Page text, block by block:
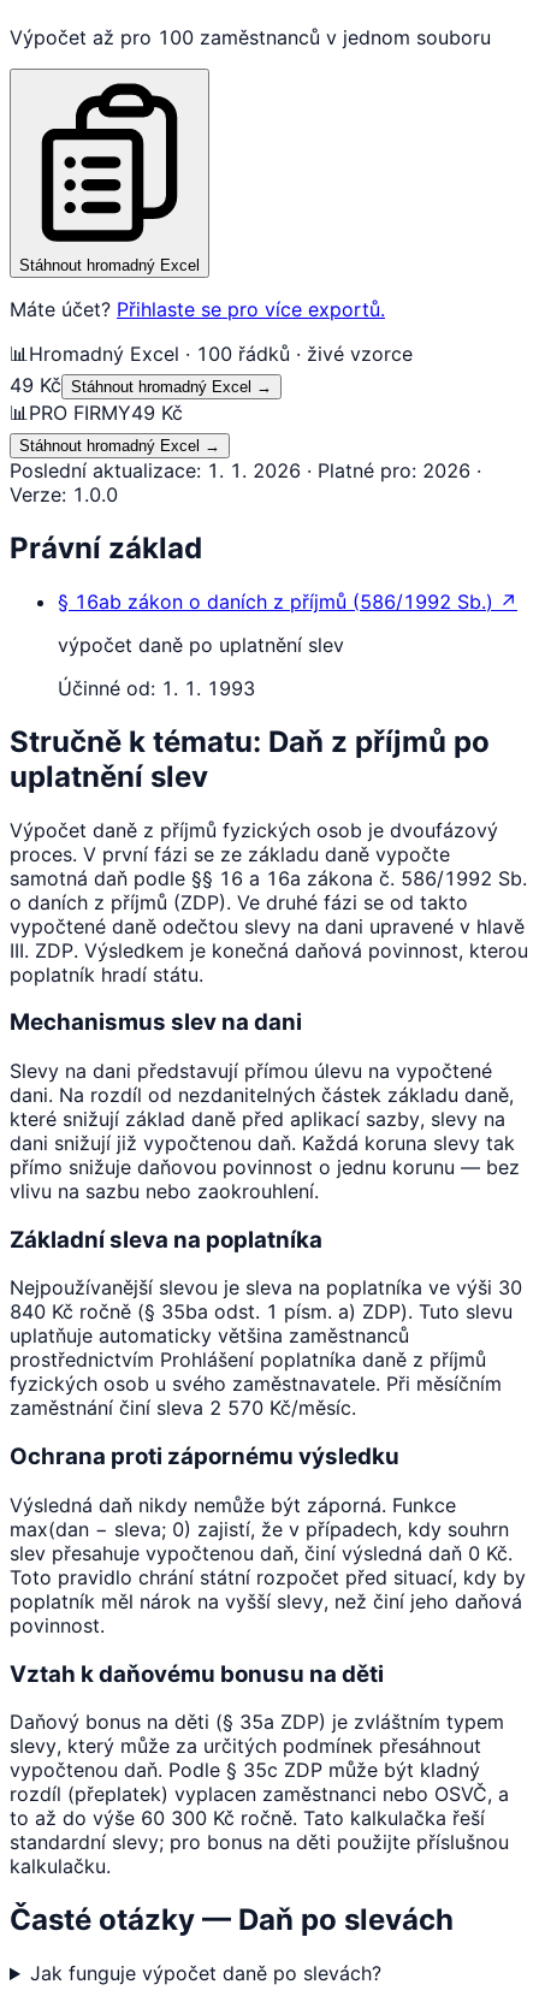
Výpočet až pro 100 zaměstnanců v jednom souboru
Stáhnout hromadný Excel
Máte účet? Přihlaste se pro více exportů.
📊 Hromadný Excel · 100 řádků · živé vzorce
49 Kč Stáhnout hromadný Excel →
📊 PRO FIRMY49 Kč
Stáhnout hromadný Excel →
Poslední aktualizace: 1. 1. 2026 · Platné pro: 2026 ·
Verze: 1.0.0
Právní základ
§ 16ab zákon o daních z příjmů (586/1992 Sb.) ↗
výpočet daně po uplatnění slev
Účinné od: 1. 1. 1993
Stručně k tématu: Daň z příjmů po
uplatnění slev
Výpočet daně z příjmů fyzických osob je dvoufázový
proces. V první fázi se ze základu daně vypočte
samotná daň podle §§ 16 a 16a zákona č. 586/1992 Sb.
o daních z příjmů (ZDP). Ve druhé fázi se od takto
vypočtené daně odečtou slevy na dani upravené v hlavě
III. ZDP. Výsledkem je konečná daňová povinnost, kterou
poplatník hradí státu.
Mechanismus slev na dani
Slevy na dani představují přímou úlevu na vypočtené
dani. Na rozdíl od nezdanitelných částek základu daně,
které snižují základ daně před aplikací sazby, slevy na
dani snižují již vypočtenou daň. Každá koruna slevy tak
přímo snižuje daňovou povinnost o jednu korunu — bez
vlivu na sazbu nebo zaokrouhlení.
Základní sleva na poplatníka
Nejpoužívanější slevou je sleva na poplatníka ve výši 30
840 Kč ročně (§ 35ba odst. 1 písm. a) ZDP). Tuto slevu
uplatňuje automaticky většina zaměstnanců
prostřednictvím Prohlášení poplatníka daně z příjmů
fyzických osob u svého zaměstnavatele. Při měsíčním
zaměstnání činí sleva 2 570 Kč/měsíc.
Ochrana proti zápornému výsledku
Výsledná daň nikdy nemůže být záporná. Funkce
max(dan − sleva; 0) zajistí, že v případech, kdy souhrn
slev přesahuje vypočtenou daň, činí výsledná daň 0 Kč.
Toto pravidlo chrání státní rozpočet před situací, kdy by
poplatník měl nárok na vyšší slevy, než činí jeho daňová
povinnost.
Vztah k daňovému bonusu na děti
Daňový bonus na děti (§ 35a ZDP) je zvláštním typem
slevy, který může za určitých podmínek přesáhnout
vypočtenou daň. Podle § 35c ZDP může být kladný
rozdíl (přeplatek) vyplacen zaměstnanci nebo OSVČ, a
to až do výše 60 300 Kč ročně. Tato kalkulačka řeší
standardní slevy; pro bonus na děti použijte příslušnou
kalkulačku.
Časté otázky — Daň po slevách
Jak funguje výpočet daně po slevách?